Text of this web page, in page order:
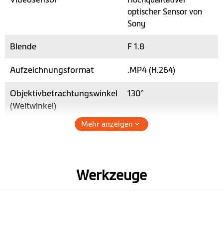
optischer Sensor von
Sony
Blende F 1.8
Aufzeichnungsformat .MP4 (H.264)
Objektivbetrachtungswinkel
(Weitwinkel)
130°
microSD, bis zu 128 GB
Mehr anzeigen
Werkzeuge